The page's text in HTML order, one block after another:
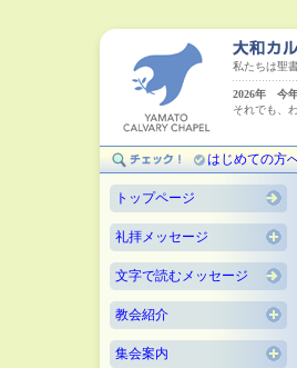
私たちは聖
2026年 今
それでも、
（
はじめての方
トップページ
礼拝メッセージ
文字で読むメッセージ
教会紹介
集会案内